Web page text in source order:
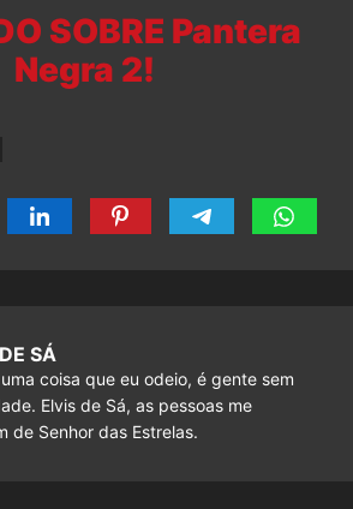
SOBRE Pantera
Negra 2!
SÁ
coisa que eu odeio, é gente sem
Elvis de Sá, as pessoas me
de Senhor das Estrelas.